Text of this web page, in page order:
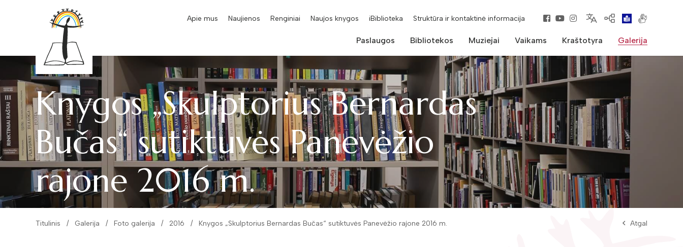
Apie mus Naujienos Renginiai Naujos knygos iBiblioteka Struktūra ir kontaktinė informacija
Paslaugos Bibliotekos Muziejai Vaikams Kraštotyra Galerija
Knygos „Skulptorius Bernardas
Bučas“ sutiktuvės Panevėžio
rajone 2016 m.
Titulinis Galerija Foto galerija 2016 Knygos „Skulptorius Bernardas Bučas“ sutiktuvės Panevėžio rajone 2016 m. Atgal